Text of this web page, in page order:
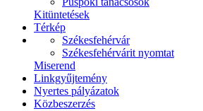
Kitüntetések
Térkép
Székesfehérvár
Székesfehérvárit nyomtat
Miserend
Linkgyűjtemény
Nyertes pályázatok
Közbeszerzés